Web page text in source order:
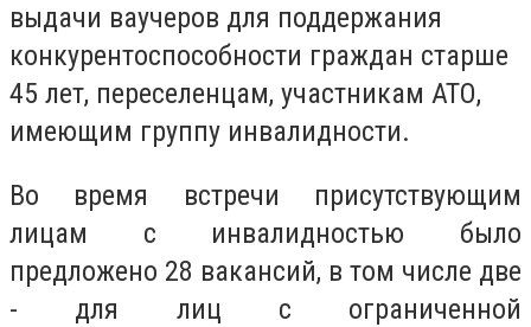
выдачи ваучеров для поддержания
конкурентоспособности граждан старше
45 лет, переселенцам, участникам АТО,
имеющим группу инвалидности.
Во время встречи присутствующим
лицам с инвалидностью было
предложено 28 вакансий, в том числе две
- для лиц с ограниченной